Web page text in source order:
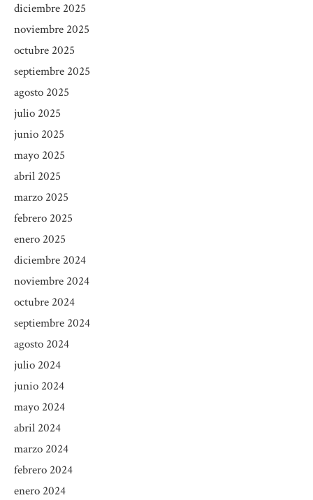
diciembre 2025
noviembre 2025
octubre 2025
septiembre 2025
agosto 2025
julio 2025
junio 2025
mayo 2025
abril 2025
marzo 2025
febrero 2025
enero 2025
diciembre 2024
noviembre 2024
octubre 2024
septiembre 2024
agosto 2024
julio 2024
junio 2024
mayo 2024
abril 2024
marzo 2024
febrero 2024
enero 2024